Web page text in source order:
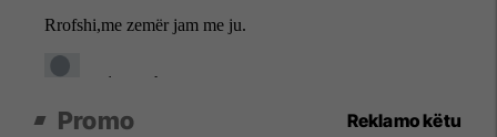
Promo Reklamo këtu